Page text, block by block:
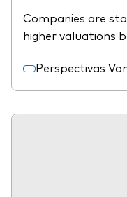
Companies are
higher valuations
Perspectivas